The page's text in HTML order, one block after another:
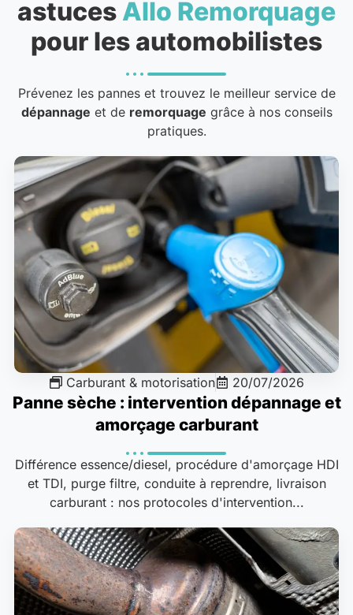
astuces Allo Remorquage
pour les automobilistes
Prévenez les pannes et trouvez le meilleur service de
dépannage et de remorquage grâce à nos conseils
pratiques.
Carburant & motorisation 20/07/2026
Panne sèche : intervention dépannage et
amorçage carburant
Différence essence/diesel, procédure d'amorçage HDI
et TDI, purge filtre, conduite à reprendre, livraison
carburant : nos protocoles d'intervention...